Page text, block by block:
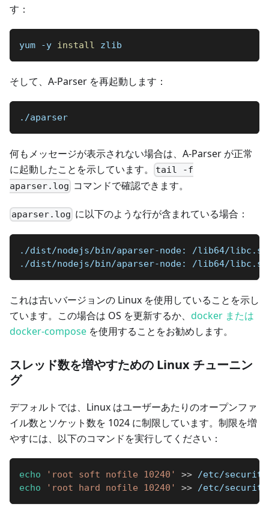
す：
yum -y install zlib
そして、A-Parser を再起動します：
./aparser
何もメッセージが表示されない場合は、A-Parser が正常
に起動したことを示しています。
tail -f
aparser.log コマンドで確認できます。
aparser.log に以下のような行が含まれている場合：
./dist/nodejs/bin/aparser-node: /lib64/
./dist/nodejs/bin/aparser-node: /lib64/
これは古いバージョンの Linux を使用していることを示し
ています。この場合は OS を更新するか、 docker または
docker-compose を使用することをお勧めします。
スレッド数を増やすための Linux チューニン
グ
デフォルトでは、Linux はユーザーあたりのオープンファ
イル数とソケット数を 1024 に制限しています。制限を増
やすには、以下のコマンドを実行してください：
echo 'root soft nofile 10240' >> /etc/
echo
'root hard nofile 10240' >> /etc/